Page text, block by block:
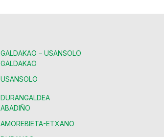
GALDAKAO – USANSOLO
GALDAKAO
USANSOLO
DURANGALDEA
ABADIÑO
AMOREBIETA-ETXANO